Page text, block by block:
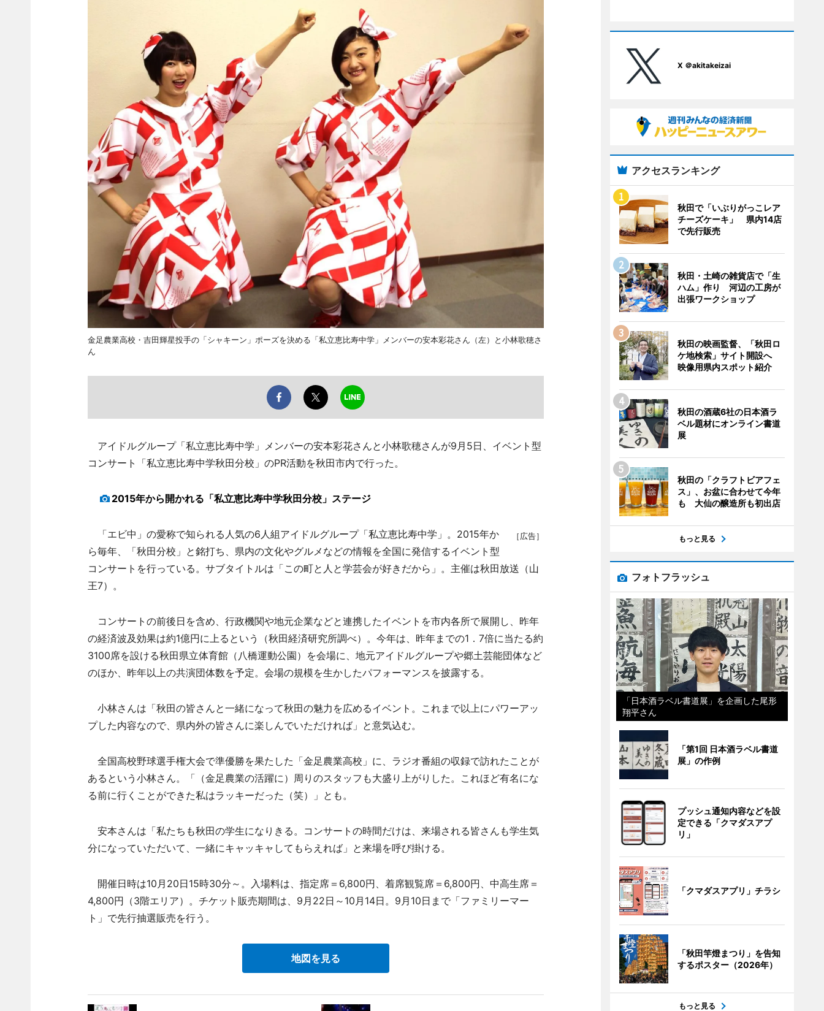
金足農業高校・吉田輝星投手の「シャキーン」ポーズを決める「私立恵比寿中学」メンバーの安本彩花さん（左）と小林歌穂さ
ん
アイドルグループ「私立恵比寿中学」メンバーの安本彩花さんと小林歌穂さんが9月5日、イベント型
コンサート「私立恵比寿中学秋田分校」のPR活動を秋田市内で行った。
2015年から開かれる「私立恵比寿中学秋田分校」ステージ
［広告］
「エビ中」の愛称で知られる人気の6人組アイドルグループ「私立恵比寿中学」。2015年か
ら毎年、「秋田分校」と銘打ち、県内の文化やグルメなどの情報を全国に発信するイベント型
コンサートを行っている。サブタイトルは「この町と人と学芸会が好きだから」。主催は秋田放送（山
王7）。
コンサートの前後日を含め、行政機関や地元企業などと連携したイベントを市内各所で展開し、昨年
の経済波及効果は約1億円に上るという（秋田経済研究所調べ）。今年は、昨年までの1．7倍に当たる約
3100席を設ける秋田県立体育館（八橋運動公園）を会場に、地元アイドルグループや郷土芸能団体など
のほか、昨年以上の共演団体数を予定。会場の規模を生かしたパフォーマンスを披露する。
小林さんは「秋田の皆さんと一緒になって秋田の魅力を広めるイベント。これまで以上にパワーアッ
プした内容なので、県内外の皆さんに楽しんでいただければ」と意気込む。
全国高校野球選手権大会で準優勝を果たした「金足農業高校」に、ラジオ番組の収録で訪れたことが
あるという小林さん。「（金足農業の活躍に）周りのスタッフも大盛り上がりした。これほど有名にな
る前に行くことができた私はラッキーだった（笑）」とも。
安本さんは「私たちも秋田の学生になりきる。コンサートの時間だけは、来場される皆さんも学生気
分になっていただいて、一緒にキャッキャしてもらえれば」と来場を呼び掛ける。
開催日時は10月20日15時30分～。入場料は、指定席＝6,800円、着席観覧席＝6,800円、中高生席＝
4,800円（3階エリア）。チケット販売期間は、9月22日～10月14日。9月10日まで「ファミリーマー
ト」で先行抽選販売を行う。
地図を見る
X ＠akitakeizai
アクセスランキング
秋田で「いぶりがっこレア
チーズケーキ」 県内14店
で先行販売
秋田・土崎の雑貨店で「生
ハム」作り 河辺の工房が
出張ワークショップ
秋田の映画監督、「秋田ロ
ケ地検索」サイト開設へ
映像用県内スポット紹介
秋田の酒蔵6社の日本酒ラ
ベル題材にオンライン書道
展
秋田の「クラフトビアフェ
ス」、お盆に合わせて今年
も 大仙の醸造所も初出店
もっと見る
フォトフラッシュ
「日本酒ラベル書道展」を企画した尾形
翔平さん
「第1回 日本酒ラベル書道
展」の作例
プッシュ通知内容などを設
定できる「クマダスアプ
リ」
「クマダスアプリ」チラシ
「秋田竿燈まつり」を告知
するポスター（2026年）
もっと見る